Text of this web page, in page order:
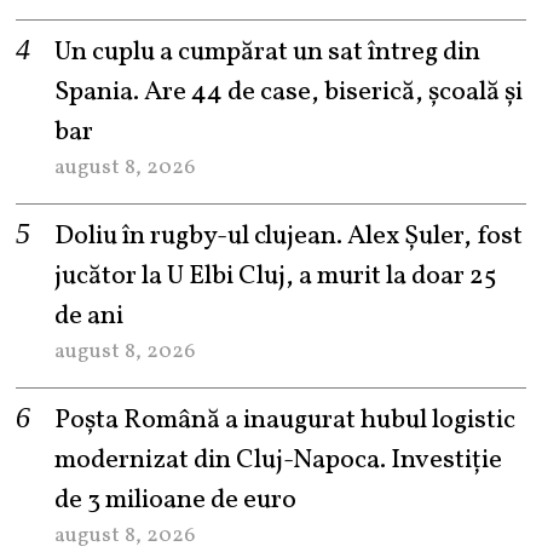
Un cuplu a cumpărat un sat întreg din
Spania. Are 44 de case, biserică, școală și
bar
august 8, 2026
Doliu în rugby-ul clujean. Alex Șuler, fost
jucător la U Elbi Cluj, a murit la doar 25
de ani
august 8, 2026
Poșta Română a inaugurat hubul logistic
modernizat din Cluj-Napoca. Investiție
de 3 milioane de euro
august 8, 2026